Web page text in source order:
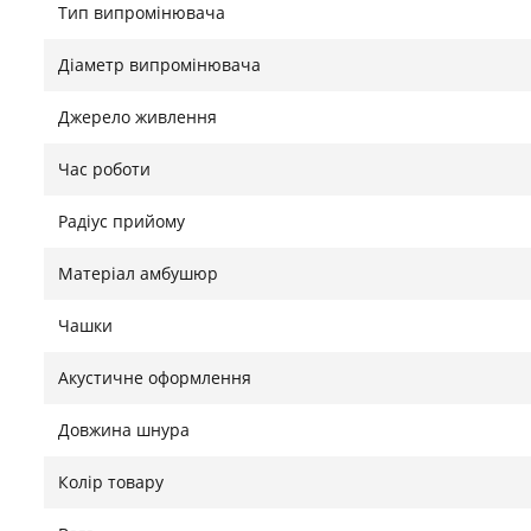
комфортного прослуховування, щоб кожен член
до будь-яких, навіть найменших вух. Крім того,
підставку передавача, щоб зарядити.
Знайшли помилку?
Тип випромінювача
Діаметр випромінювача
Джерело живлення
Час роботи
Радіус прийому
Матеріал амбушюр
Чашки
Акустичне оформлення
Довжина шнура
Колір товару